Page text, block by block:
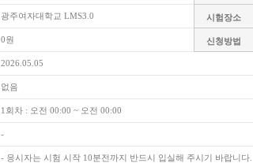
광주여자대학교 LMS3.0 시험장소
0원 신청방법
2026.05.05
없음
1회차 : 오전 00:00 ~ 오전 00:00
-
- 응시자는 시험 시작 10분전까지 반드시 입실해 주시기 바랍니다.